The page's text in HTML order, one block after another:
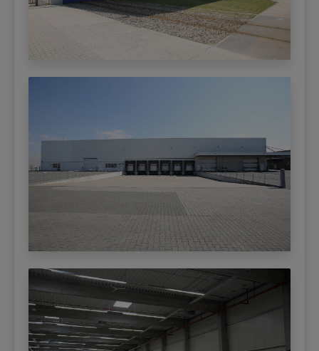
Kontraktlogistik Köln
Kontraktlogistikfläche in Gelsenkirchen
Kontraktlogistikfläche in Arcen
(Niederlande)
Kontraktlogistik in 35127 Camin - Padova
Kontraktlogistikfläche in Rotterdam
Kontraktlogistik in 50169 Kerpen
Kontraktlogistikfläche Rülzheim
Kontraktlogistikfläche in Ennigerloh
Kontraktlogistik in 68600 Algolsheim
15.000 m² (Frankreich)
Kontraktlogistikfläche Papenburg
Kontraktlogistik in 68128 Village-Neuf
10.500 m² (Frankreich)
Kontraktlogistikfläche in Düsseldorf
Kontraktlogistik in 31039 RIESE PIO X
(Italien)
Logistikdienstleister DE 51 gesucht
Gefahrgutlager DE 48 gesucht
Blocklagerfläche DE 24 gesucht
DE 20 gesucht (LN 256)
Gesucht wird eine Kontraktlogistikfläche,
Außenlager in Greiz
Kühl- und Trockenlager Hamburg / Bremen
gesucht (LN 265)
kurzfristig Lager für Butteröl nähe Berlin
gesucht
Lagerdienstleister für Fulfillment-Center in
DE 39 gesucht
Lager gesucht DE 40 / 50 (LN 282)
Lager nähe CH gesucht (LN 252)
Lager für IMDG-Klasse 9 Ware (Batterien)
DE 47 (LN 284)